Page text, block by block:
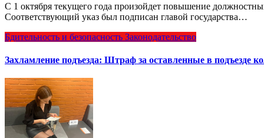
С 1 октября текущего года произойдет повышение должностных окладов государственных служащих России.
Соответствующий указ был подписан главой государства…
Бдительность и безопасность Законодательство
Захламление подъезда: Штраф за оставленные в подъезде